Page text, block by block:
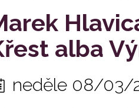
alba
neděle 08/03/